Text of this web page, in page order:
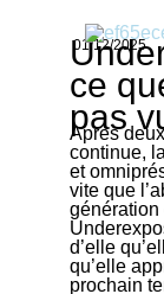
01/12/2025
ce
pas
Après
continue,
et
vite que
génération
d’elle
qu’elle
prochain